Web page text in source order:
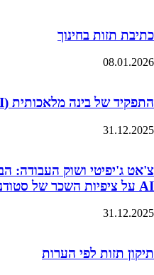
כתיבת תזות בחינוך
08.01.2026
התפקיד של בינה מלאכותית (AI) בשינוי הכלכלה ושוק העבודה
31.12.2025
צ'אט ג'יפיטי ושוק העבודה:
AI על ציפיות השכר של סטודנטים
31.12.2025
תיקון תזות לפי הערות